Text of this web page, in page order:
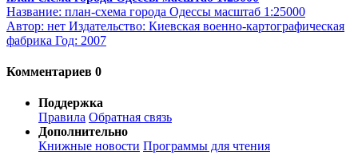
Название: план-схема города Одессы масштаб 1:25000
Автор: нет Издательство: Киевская военно-картографическая
фабрика Год: 2007
Комментариев 0
Поддержка
Правила Обратная связь
Дополнительно
Книжные новости Программы для чтения